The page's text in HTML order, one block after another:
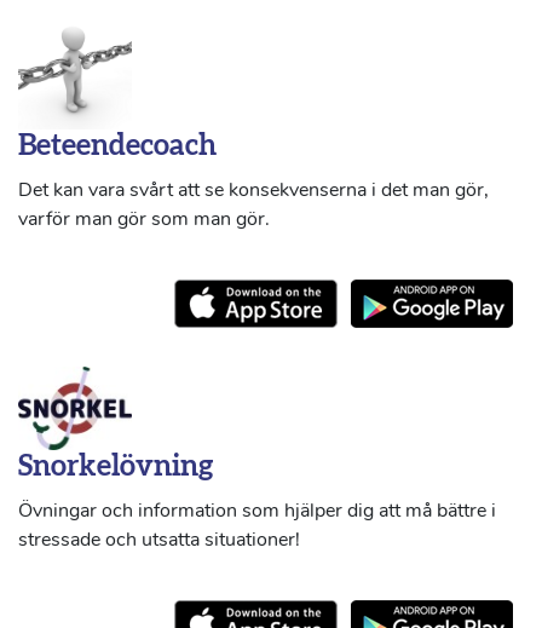
Beteendecoach
Det kan vara svårt att se konsekvenserna i det man gör,
varför man gör som man gör.
Snorkelövning
Övningar och information som hjälper dig att må bättre i
stressade och utsatta situationer!